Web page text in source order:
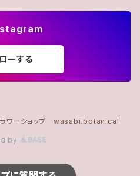
ーする
ラワーショップ wasabi.botanical
by